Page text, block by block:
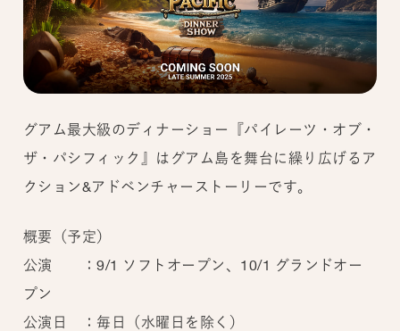
グアム最大級のディナーショー『パイレーツ・オブ・
ザ・パシフィック』はグアム島を舞台に繰り広げるア
クション&アドベンチャーストーリーです。
概要（予定）
公演 ：9/1 ソフトオープン、10/1 グランドオー
プン
公演日 ：毎日（水曜日を除く）